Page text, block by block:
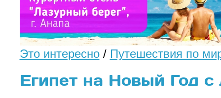
Это интересно/ Путешествия по
Египет на Новый Год с